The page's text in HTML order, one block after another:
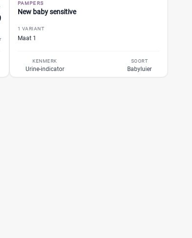
PAMPERS
New baby sensitive
1 VARIANT
Maat 1
KENMERK
Urine-indicator
SOORT
Babyluier